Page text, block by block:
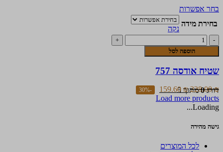
בחר אפשרות
זה
יש
מספר
סוגים.
ניתן
את
בעמוד
המוצר
בחירת מידה
נקה
כמות
של
שטיח
757
הוספה לסל
שטיח אודסה 757
דורג0מתוך 5
228.00₪
159.60 ₪
-30%
Load more products
Loading...
גישה מהירה
לכל המוצרים